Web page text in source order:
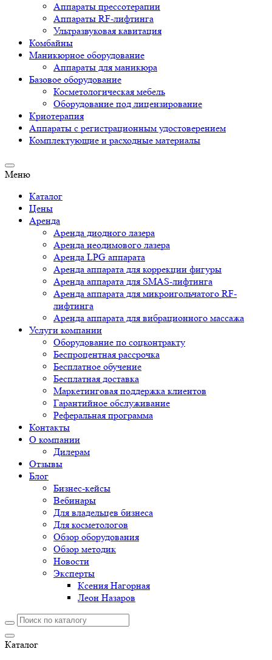
Аппараты прессотерапии
Аппараты RF-лифтинга
Ультразвуковая кавитация
Комбайны
Маникюрное оборудование
Аппараты для маникюра
Базовое оборудование
Косметологическая мебель
Оборудование под лицензирование
Криотерапия
Аппараты c регистрационным удостоверением
Комплектующие и расходные материалы
Меню
Каталог
Цены
Аренда
Аренда диодного лазера
Аренда неодимового лазера
Аренда LPG аппарата
Аренда аппарата для коррекции фигуры
Аренда аппарата для SMAS-лифтинга
Аренда аппарата для микроигольчатого RF-
лифтинга
Аренда аппарата для вибрационного массажа
Услуги компании
Оборудование по соцконтракту
Беспроцентная рассрочка
Бесплатное обучение
Бесплатная доставка
Маркетинговая поддержка клиентов
Гарантийное обслуживание
Реферальная программа
Контакты
О компании
Дилерам
Отзывы
Блог
Бизнес-кейсы
Вебинары
Для владельцев бизнеса
Для косметологов
Обзор оборудования
Обзор методик
Новости
Эксперты
Ксения Нагорная
Леон Назаров
Каталог